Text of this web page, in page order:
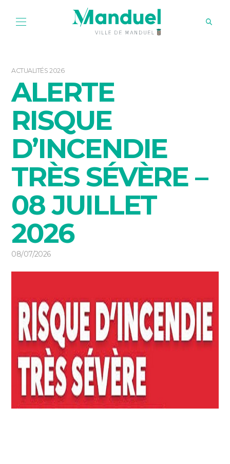
ACTUALITÉS 2026
ALERTE
RISQUE
D’INCENDIE
TRÈS SÉVÈRE –
08 JUILLET
2026
08/07/2026